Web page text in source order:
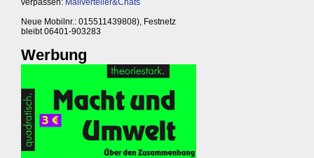
verpassen: Mailverteiler&Chats
Neue Mobilnr.: 015511439808), Festnetz
bleibt 06401-903283
Werbung